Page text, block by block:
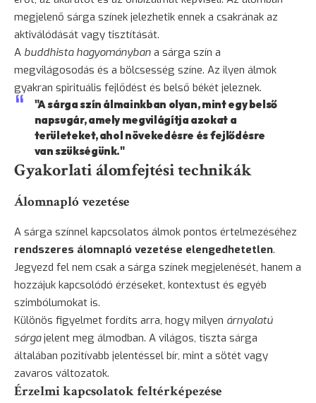
megjelenő sárga színek jelezhetik ennek a csakrának az
aktiválódását vagy tisztítását.
A buddhista hagyományban a sárga szín a
megvilágosodás és a bölcsesség színe. Az ilyen álmok
gyakran spirituális fejlődést és belső békét jeleznek.
"A sárga szín álmainkban olyan, mint egy belső
napsugár, amely megvilágítja azokat a
területeket, ahol növekedésre és fejlődésre
van szükségünk."
Gyakorlati álomfejtési technikák
Álomnapló vezetése
A sárga színnel kapcsolatos álmok pontos értelmezéséhez
rendszeres álomnapló vezetése elengedhetetlen.
Jegyezd fel nem csak a sárga színek megjelenését, hanem a
hozzájuk kapcsolódó érzéseket, kontextust és egyéb
szimbólumokat is.
Különös figyelmet fordíts arra, hogy milyen árnyalatú
sárgajelent meg álmodban. A világos, tiszta sárga
általában pozitívabb jelentéssel bír, mint a sötét vagy
zavaros változatok.
Érzelmi kapcsolatok feltérképezése